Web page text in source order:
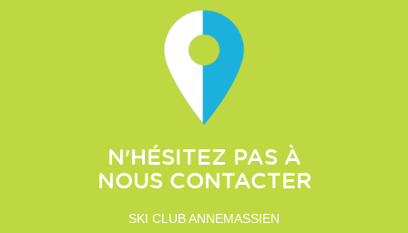
N'HÉSITEZ PAS À
NOUS CONTACTER
SKI CLUB ANNEMASSIEN